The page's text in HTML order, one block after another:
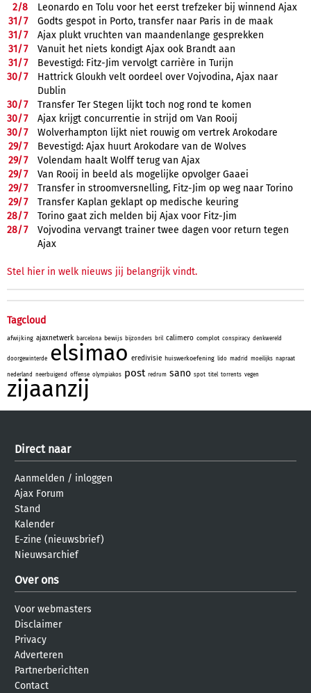
2/8
Leonardo en Tolu voor het eerst trefzeker bij winnend Ajax
31/7
Godts gespot in Porto, transfer naar Paris in de maak
31/7
Ajax plukt vruchten van maandenlange gesprekken
31/7
Vanuit het niets kondigt Ajax ook Brandt aan
31/7
Bevestigd: Fitz-Jim vervolgt carrière in Turijn
30/7
Hattrick Gloukh velt oordeel over Vojvodina, Ajax naar
Dublin
30/7
Transfer Ter Stegen lijkt toch nog rond te komen
30/7
Ajax krijgt concurrentie in strijd om Van Rooij
30/7
Wolverhampton lijkt niet rouwig om vertrek Arokodare
29/7
Bevestigd: Ajax huurt Arokodare van de Wolves
29/7
Volendam haalt Wolff terug van Ajax
29/7
Van Rooij in beeld als mogelijke opvolger Gaaei
29/7
Transfer in stroomversnelling, Fitz-Jim op weg naar Torino
29/7
Transfer Kaplan geklapt op medische keuring
28/7
Torino gaat zich melden bij Ajax voor Fitz-Jim
28/7
Vojvodina vervangt trainer twee dagen voor return tegen
Ajax
Stel hier in welk nieuws jij belangrijk vindt.
Tagcloud
afwijking ajaxnetwerk barcelona bewijs bijzonders bril calimero complot conspiracy denkwereld
doorgewinterde elsimao eredivisie huiswerkoefening lido madrid moeilijks napraat
nederland neerbuigend offense olympiakos post redrum sano spot titel torrents vegen
zijaanzij
Direct naar
Aanmelden / inloggen
Ajax Forum
Stand
Kalender
E-zine (nieuwsbrief)
Nieuwsarchief
Over ons
Voor webmasters
Disclaimer
Privacy
Adverteren
Partnerberichten
Contact